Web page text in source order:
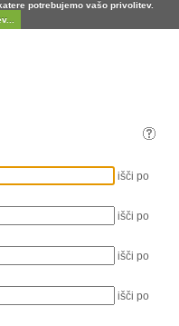
potrebujemo vašo privolitev.
išči po
išči po
išči po
išči po